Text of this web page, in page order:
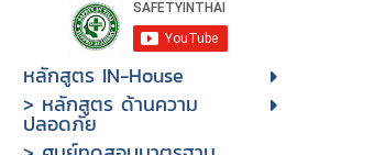
หลักสูตร IN-House
> หลักสูตร ด้านความ
ปลอดภัย